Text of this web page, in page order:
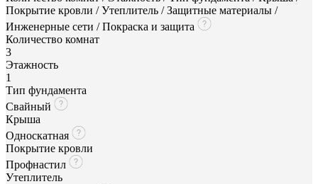
Покрытие кровли / Утеплитель / Защитные материалы /
Инженерные сети / Покраска и защита
Количество комнат
3
Этажность
1
Тип фундамента
Свайный
Крыша
Односкатная
Покрытие кровли
Профнастил
Утеплитель